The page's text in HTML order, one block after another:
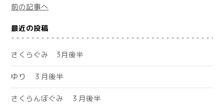
前の記事へ
最近の投稿
さくらぐみ 3月後半
ゆり ３月後半
さくらんぼぐみ ３月後半